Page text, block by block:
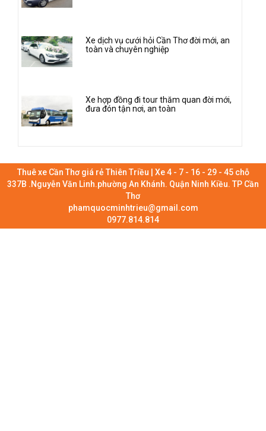
Xe dịch vụ cưới hỏi Cần Thơ đời mới, an
toàn và chuyên nghiệp
Xe hợp đồng đi tour thăm quan đời mới,
đưa đón tận nơi, an toàn
Thuê xe Cần Thơ giá rẻ Thiên Triều | Xe 4 - 7 - 16 - 29 - 45 chỗ
337B .Nguyễn Văn Linh.phường An Khánh. Quận Ninh Kiều. TP Cần
Thơ
phamquocminhtrieu@gmail.com
0977.814.814